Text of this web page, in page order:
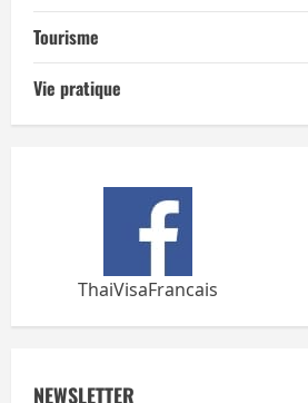
Tourisme
Vie pratique
ThaiVisaFrancais
NEWSLETTER